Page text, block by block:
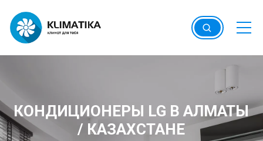
содержимому
КОНДИЦИОНЕРЫ LG В АЛМАТЫ
/ КАЗАХСТАНЕ